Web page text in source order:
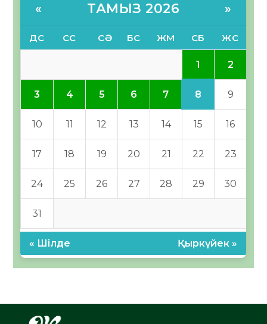
« ТАМЫЗ 2026 »
ДС СС СӘ БС ЖМ СБ ЖС
1 2
3 4 5 6 7 8 9
10 11 12 13 14 15 16
17 18 19 20 21 22 23
24 25 26 27 28 29 30
31
« Шілде Қыркүйек »